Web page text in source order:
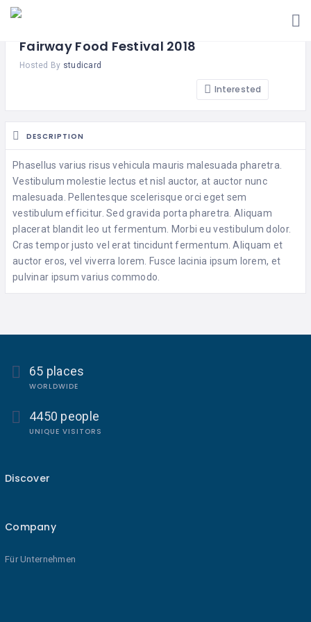
Fairway Food Festival 2018
Hosted By studicard
Interested
DESCRIPTION
Phasellus varius risus vehicula mauris malesuada pharetra.
Vestibulum molestie lectus et nisl auctor, at auctor nunc
malesuada. Pellentesque scelerisque orci eget sem
vestibulum efficitur. Sed gravida porta pharetra. Aliquam
placerat blandit leo ut fermentum. Morbi eu vestibulum dolor.
Cras tempor justo vel erat tincidunt fermentum. Aliquam et
auctor eros, vel viverra lorem. Fusce lacinia ipsum lorem, et
pulvinar ipsum varius commodo.
65 places
WORLDWIDE
4450 people
UNIQUE VISITORS
Discover
Company
Für Unternehmen